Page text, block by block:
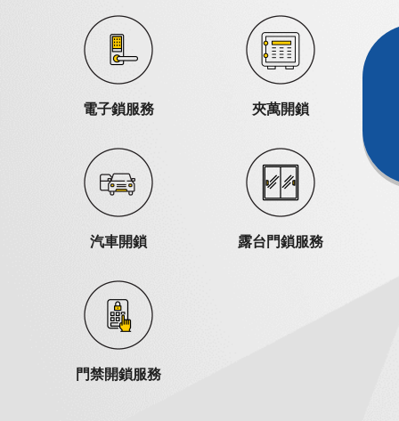
電子鎖服務 夾萬開鎖
汽車開鎖 露台門鎖服務
門禁開鎖服務